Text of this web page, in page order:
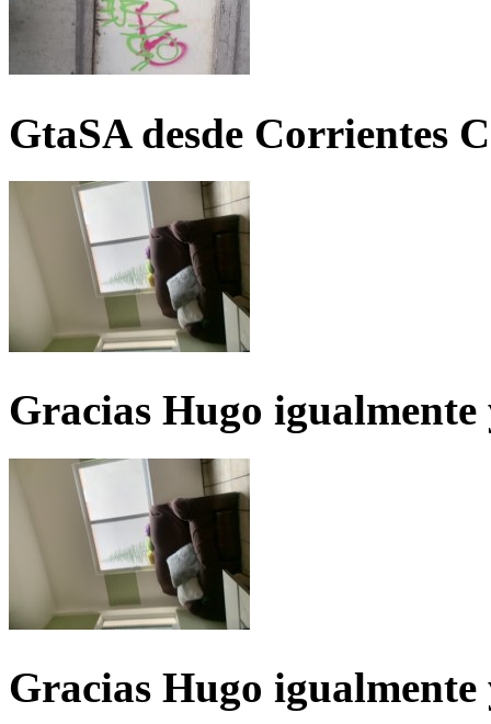
GtaSA desde Corrientes
Gracias Hugo igualmente
Gracias Hugo igualmente